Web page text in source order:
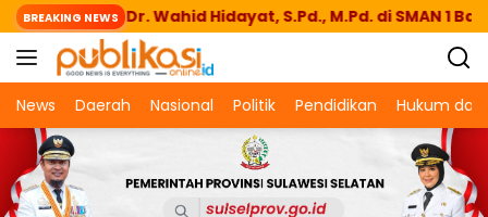
Langsung
ke
konten
BREAKING NEWS
Dr. Wahid Hidayat, S.Pd., M.Pd. di SMAN 1
News Daerah Nasional Politik Pendidikan Hukum dan